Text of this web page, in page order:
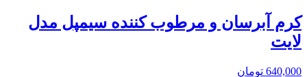
کرم آبرسان و مرطوب کننده سیمپل مدل
لایت
640,000 تومان